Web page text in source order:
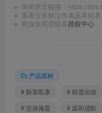
🔹 保留原文链接： https://
🔹 显著位置标注作者及本站名
🔹 商业使用需联系授权中心
产品百科
# 卧室私享
# 轻度出油
# 交谈掩盖
# 温和进阶